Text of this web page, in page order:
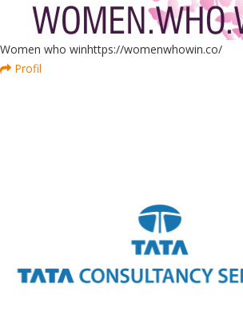
Women who winhttps://womenwhowin.co/
Profil